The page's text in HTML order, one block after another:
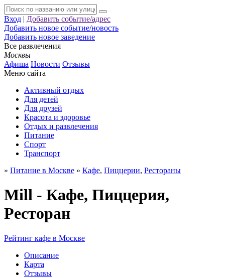
Вход | Добавить событие/адрес
Добавить новое событие/новость
Добавить новое заведение
Все развлечения
Москвы
Афиша Новости Отзывы
Меню сайта
Активный отдых
Для детей
Для друзей
Красота и здоровье
Отдых и развлечения
Питание
Спорт
Транспорт
» Питание в Москве » Кафе, Пиццерии, Рестораны
Mill - Кафе, Пиццерия,
Ресторан
Рейтинг кафе в Москве
Описание
Карта
Отзывы